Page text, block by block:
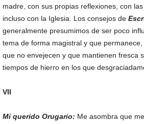
madre, con sus propias reflexiones, con
incluso con la Iglesia. Los consejos de
generalmente presumimos de ser poco
tema de forma magistral y que
que no envejecen y que mantienen fresca
tiempos de hierro en los que
VII
Mi querido Orugario: Me asombra que